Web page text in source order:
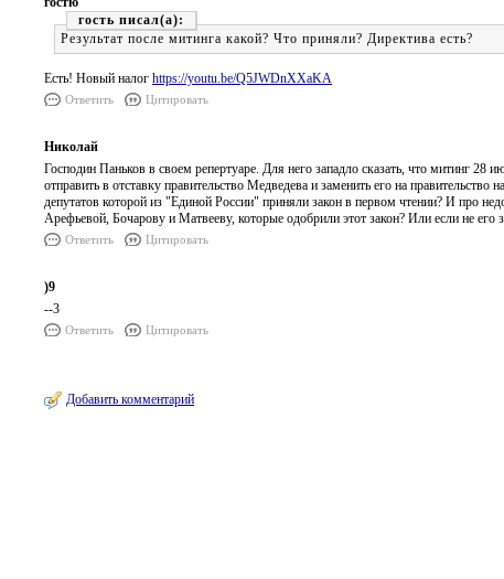
гость
Результат после митинга какой? Что приняли? Директива есть?
Есть! Новый налог https://youtu.be/Q5JWDnXXaKA
Ответить Цитировать
Николай
Господин Паньков в своем репертуаре. Для него западло сказать, что митинг
отправить в отставку правительство Медведева и заменить его на
депутатов которой из "Единой России" приняли закон в первом чтении? И про
Арефьевой, Бочарову и Матвееву, которые одобрили этот закон? Или если не его
Ответить Цитировать
)9
--3
Ответить Цитировать
Добавить комментарий